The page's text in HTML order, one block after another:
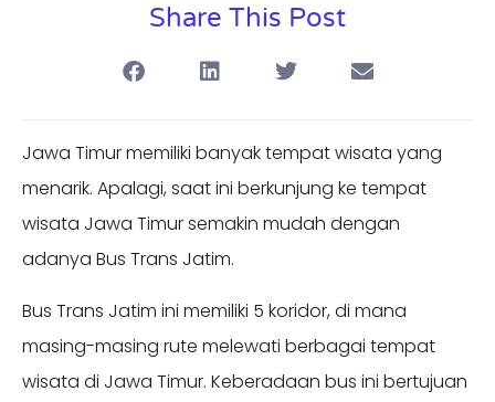
Share This Post
Jawa Timur memiliki banyak tempat wisata yang
menarik. Apalagi, saat ini berkunjung ke tempat
wisata Jawa Timur semakin mudah dengan
adanya Bus Trans Jatim.
Bus Trans Jatim ini memiliki 5 koridor, di mana
masing-masing rute melewati berbagai tempat
wisata di Jawa Timur. Keberadaan bus ini bertujuan